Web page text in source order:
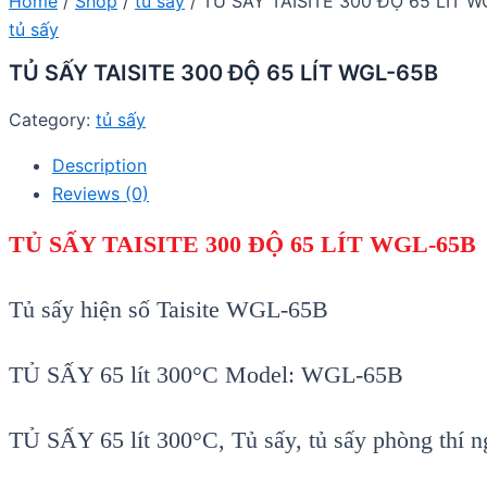
tủ sấy
TỦ SẤY TAISITE 300 ĐỘ 65 LÍT WGL-65B
Category: tủ sấy
Description
Reviews (0)
TỦ SẤY TAISITE 300 ĐỘ 65 LÍT WGL-65B
Tủ sấy hiện số Taisite WGL-65B
TỦ SẤY 65 lít 300°C Model: WGL-65B
TỦ SẤY 65 lít 300°C, Tủ sấy, tủ sấy phòng thí